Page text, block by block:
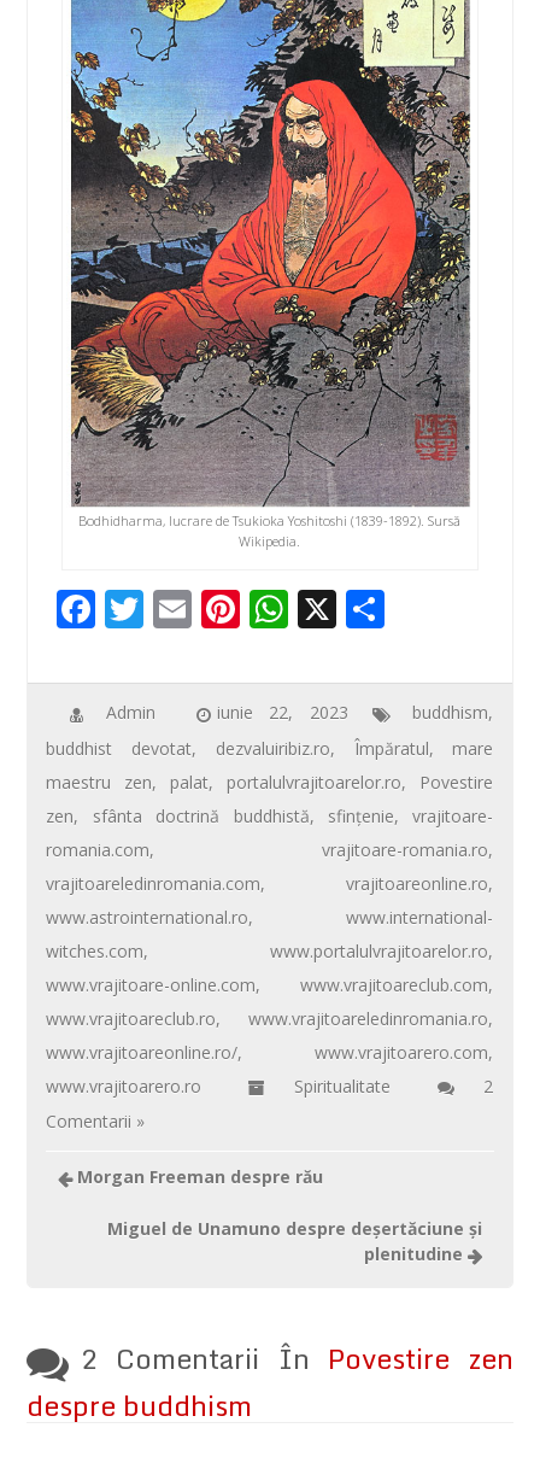
Bodhidharma, lucrare de Tsukioka Yoshitoshi (1839-1892). Sursă
Wikipedia.
F
e
b
o
o
k
T
tt
er
E
ail
Pi
er
e
st
W
at
s
A
p
p
X
ta
je
az
ă
Admin iunie 22, 2023 buddhism,
buddhist devotat, dezvaluiribiz.ro, Împăratul, mare
maestru zen, palat, portalulvrajitoarelor.ro, Povestire
zen, sfânta doctrină buddhistă, sfinţenie,vrajitoare-
romania.com,vrajitoare-romania.ro,
vrajitoareledinromania.com,vrajitoareonline.ro,
www.astrointernational.ro,www.international-
witches.com,www.portalulvrajitoarelor.ro,
www.vrajitoare-online.com,www.vrajitoareclub.com,
www.vrajitoareclub.ro,www.vrajitoareledinromania.ro,
www.vrajitoareonline.ro/,www.vrajitoarero.com,
www.vrajitoarero.ro
Spiritualitate
2
Comentarii »
Morgan Freeman despre rău
Miguel de Unamuno despre deşertăciune şi
plenitudine
2 Comentarii În Povestire zen
despre buddhism